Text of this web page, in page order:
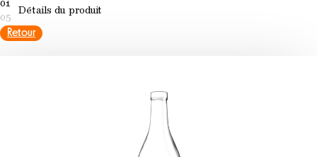
01
05
Détails du produit
Retour